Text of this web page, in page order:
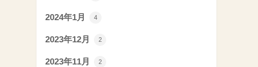
2024年1月 4
2023年12月 2
2023年11月 2